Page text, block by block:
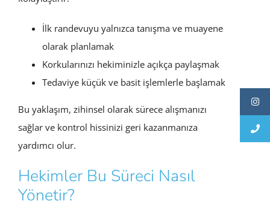
İlk randevuyu yalnızca tanışma ve muayene
olarak planlamak
Korkularınızı hekiminizle açıkça paylaşmak
Tedaviye küçük ve basit işlemlerle başlamak
Bu yaklaşım, zihinsel olarak sürece alışmanızı
sağlar ve kontrol hissinizi geri kazanmanıza
yardımcı olur.
Hekimler Bu Süreci Nasıl
Yönetir?